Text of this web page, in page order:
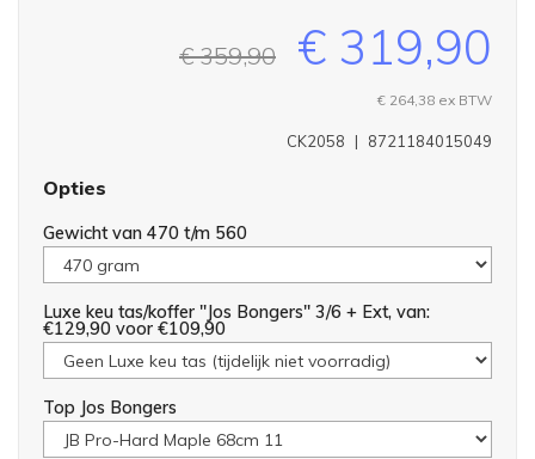
€ 359,90 € 319,90
€ 264,38 ex BTW
8721184015049
|
CK2058
Opties
Gewicht van 470 t/m 560
Luxe keu tas/koffer "Jos Bongers" 3/6 + Ext, van:
€129,90 voor €109,90
Top Jos Bongers